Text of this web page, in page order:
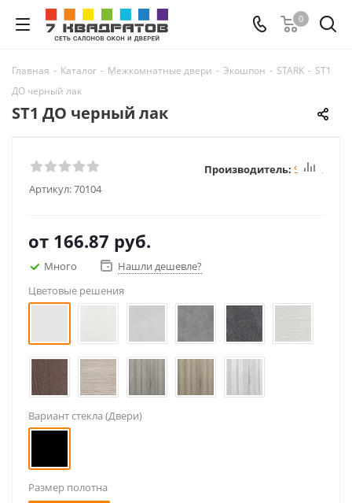
0
Главная - Каталог - Межкомнатные двери - Экошпон - STARK - ST1
ДО черный лак
ST1 ДО черный лак
Артикул:70104
Производитель: STARK
от 166.87 руб.
Много
Нашли дешевле?
Цветовые решения
Вариант стекла (Двери)
Размер полотна